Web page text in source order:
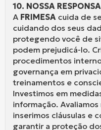
10. NOSSA
A FRIMESA cuida de
cuidando dos seus
protegendo você de
podem prejudicá-lo.
procedimentos
governança em
treinamentos e
Investimos em
informação.
inserimos cláusulas e
garantir a proteção